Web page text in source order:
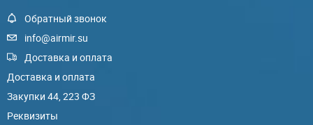
Обратный звонок
info@airmir.su
Доставка и оплата
Доставка и оплата
Закупки 44, 223 ФЗ
Реквизиты